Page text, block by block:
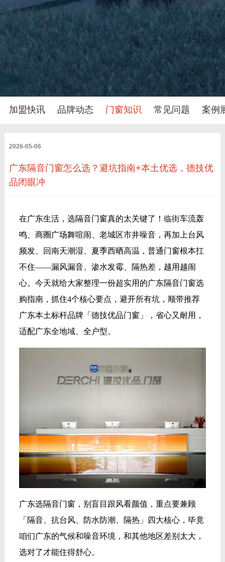
加盟快讯 品牌动态 门窗知识 常见问题 案例
2026-05-06
广东隔音门窗怎么选？避坑指南+本土优选，德技优
品闭眼冲
在广东生活，选隔音门窗真的太关键了！临街车流轰
鸣、商圈广场舞喧闹、老城区市井噪音，再加上台风
频发、回南天潮湿、夏季西晒高温，普通门窗根本扛
不住——漏风漏音、渗水发霉、隔热差，越用越闹
心。今天就给大家整理一份超实用的广东隔音门窗选
购指南，抓住4个核心要点，避开所有坑，顺带推荐
广东本土标杆品牌「德技优品门窗」，省心又耐用，
适配广东全地域、全户型。
广东选隔音门窗，别盲目跟风看颜值，重点要兼顾
「隔音、抗台风、防水防潮、隔热」四大核心，毕竟
咱们广东的气候和噪音环境，和其他地区差别太大，
选对了才能住得舒心。